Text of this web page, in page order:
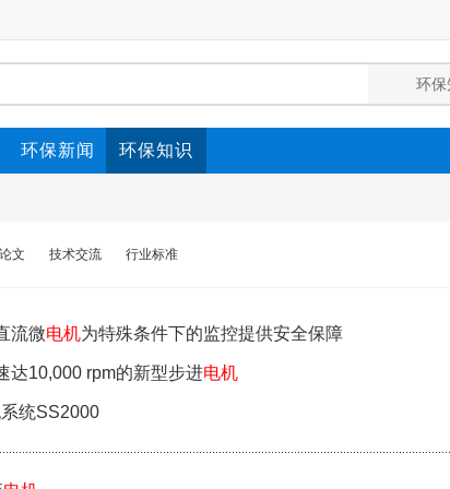
环保新闻 环保知识
文 技术交流 行业标准
流微电机为特殊条件下的监控提供安全保障
达10,000 rpm的新型步进电机
统SS2000